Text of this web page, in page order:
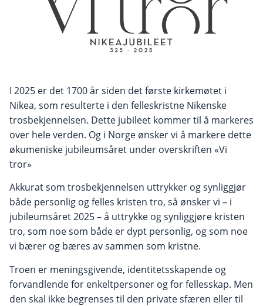
I 2025 er det 1700 år siden det første kirkemøtet i
Nikea, som resulterte i den felleskristne Nikenske
trosbekjennelsen. Dette jubileet kommer til å markeres
over hele verden. Og i Norge ønsker vi å markere dette
økumeniske jubileumsåret under overskriften «Vi
tror»
Akkurat som trosbekjennelsen uttrykker og synliggjør
både personlig og felles kristen tro, så ønsker vi – i
jubileumsåret 2025 – å uttrykke og synliggjøre kristen
tro, som noe som både er dypt personlig, og som noe
vi bærer og bæres av sammen som kristne.
Troen er meningsgivende, identitetsskapende og
forvandlende for enkeltpersoner og for fellesskap. Men
den skal ikke begrenses til den private sfæren eller til